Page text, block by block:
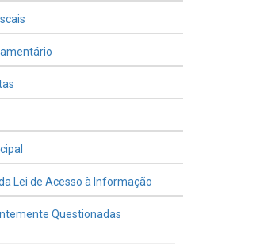
Lei de Acesso à Informação
Questionadas